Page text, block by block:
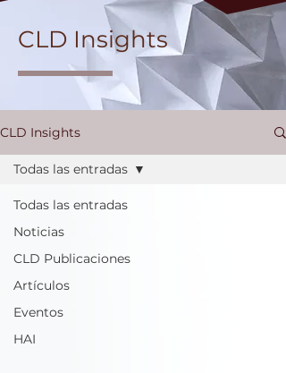
CLD Insights
CLD Insights
Todas las entradas
Noticias
CLD Publicaciones
Artículos
Eventos
HAI
Todas las entradas